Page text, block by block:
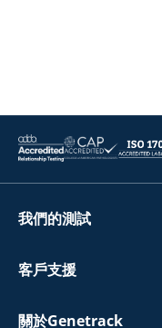
我們的測試
客戶支援
關於Genetrack